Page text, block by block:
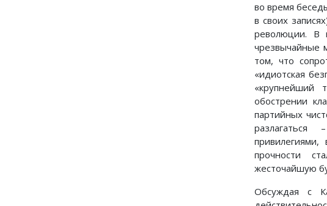
во время
в своих
революции. В
чрезвычайные
том, что
«идиотская
«крупнейший
обострении
партийных
разлагаться
прочности
жесточайшую
Обсуждая с